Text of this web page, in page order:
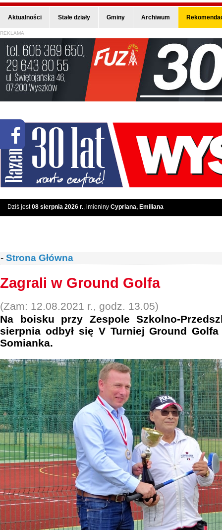
Aktualności Stałe działy Gminy Archiwum
REKLAMA
Dziś jest08 sierpnia 2026 r., imieniny Cypriana, Emiliana
- Strona Główna
Zagrali w Ground Golfa
(Zam: 12.08.2021 r., godz. 13.05)
Na boisku przy Zespole Szkolno-
sierpnia odbył się V Turniej Ground
Somianka.